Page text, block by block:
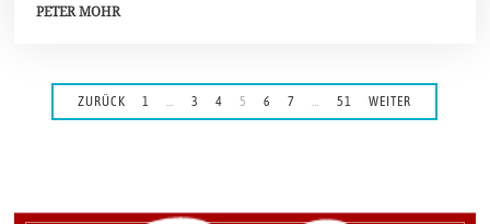
PETER MOHR
ZURÜCK 1 3 4 5 6 7 51 WEITER